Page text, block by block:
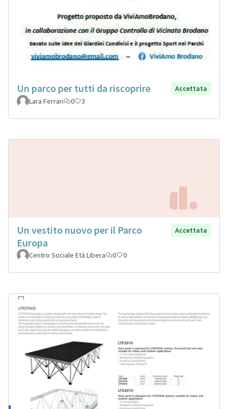
Un parco per tutti da riscoprire
Accettata
Lara Ferrari
0 3
Un vestito nuovo per il Parco
Europa
Accettata
Centro Sociale Età Libera 0 0